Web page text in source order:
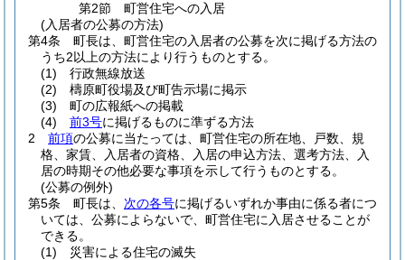
第2節
町営住宅への入居
(入居者の公募の方法)
第4条
町長は、町営住宅の入居者の公募を次に掲げる方法の
うち2以上の方法により行うものとする。
(1)
行政無線放送
(2)
檮原町役場及び町告示場に掲示
(3)
町の広報紙への掲載
(4)
前3号に掲げるものに準ずる方法
2
前項の公募に当たっては、町営住宅の所在地、戸数、規
格、家賃、入居者の資格、入居の申込方法、選考方法、入
居の時期その他必要な事項を示して行うものとする。
(公募の例外)
第5条
町長は、 次の各号に掲げるいずれか事由に係る者につ
いては、公募によらないで、町営住宅に入居させることが
できる。
(1)
災害による住宅の滅失